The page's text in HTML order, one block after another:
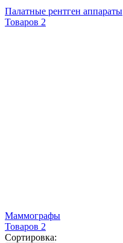
Палатные рентген аппараты
Товаров 2
Маммографы
Товаров 2
Сортировка: